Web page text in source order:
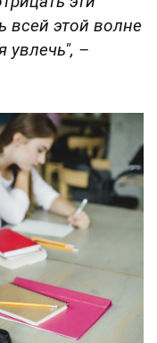
всей этой волне
увлечь", –